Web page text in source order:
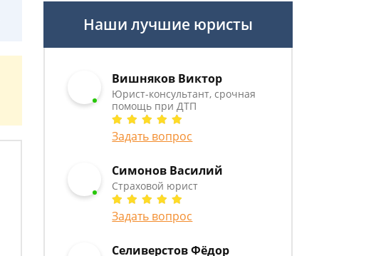
Наши лучшие юристы
Вишняков Виктор
Юрист-консультант, срочная
помощь при ДТП
Задать вопрос
Симонов Василий
Страховой юрист
Задать вопрос
Селиверстов Фёдор